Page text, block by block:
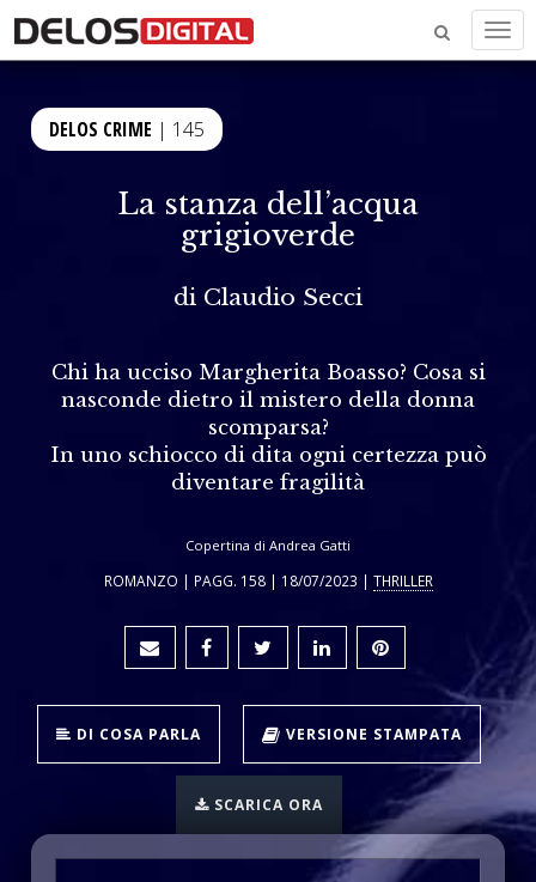
DELOS CRIME | 145
La stanza dell’acqua
grigioverde
di Claudio Secci
Chi ha ucciso Margherita Boasso? Cosa si
nasconde dietro il mistero della donna
scomparsa?
In uno schiocco di dita ogni certezza può
diventare fragilità
Copertina di Andrea Gatti
ROMANZO | PAGG. 158 | 18/07/2023 | THRILLER
DI COSA PARLA VERSIONE STAMPATA
SCARICA ORA